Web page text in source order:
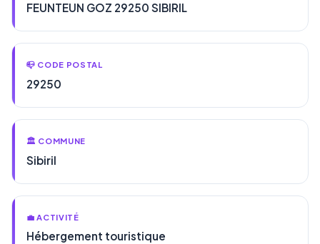
FEUNTEUN GOZ 29250 SIBIRIL
📪 CODE POSTAL
29250
🏛️ COMMUNE
Sibiril
💼 ACTIVITÉ
Hébergement touristique